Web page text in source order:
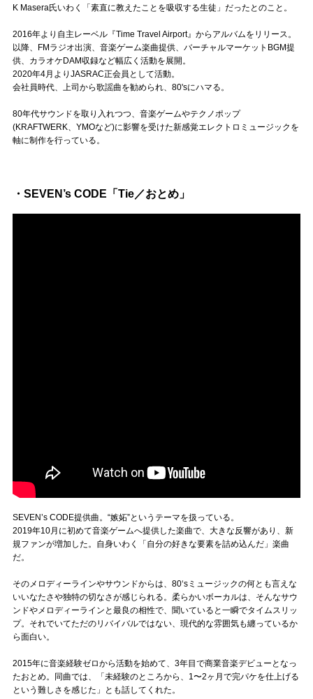
Follow us
Official SNS
K Masera氏いわく「素直に教えたことを吸収する生徒」だったとのこと。
2016年より自主レーベル『Time Travel Airport』からアルバムをリリース。
以降、FMラジオ出演、音楽ゲーム楽曲提供、バーチャルマーケットBGM提
供、カラオケDAM収録など幅広く活動を展開。
2020年4月よりJASRAC正会員として活動。
会社員時代、上司から歌謡曲を勧められ、80'sにハマる。
80年代サウンドを取り入れつつ、音楽ゲームやテクノポップ
(KRAFTWERK、YMOなど)に影響を受けた新感覚エレクトロミュージックを
軸に制作を行っている。
・SEVEN’s CODE「Tie／おとめ」
SEVEN’s CODE提供曲。“嫉妬”というテーマを扱っている。
2019年10月に初めて音楽ゲームへ提供した楽曲で、大きな反響があり、新
規ファンが増加した。自身いわく「自分の好きな要素を詰め込んだ」楽曲
だ。
そのメロディーラインやサウンドからは、80‘sミュージックの何とも言えな
いいなたさや独特の切なさが感じられる。柔らかいボーカルは、そんなサウ
ンドやメロディーラインと最良の相性で、聞いていると一瞬でタイムスリッ
プ。それでいてただのリバイバルではない、現代的な雰囲気も纏っているか
ら面白い。
2015年に音楽経験ゼロから活動を始めて、3年目で商業音楽デビューとなっ
たおとめ。同曲では、「未経験のところから、1〜2ヶ月で完パケを仕上げる
という難しさを感じた」とも話してくれた。